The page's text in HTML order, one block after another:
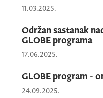
nacionalna
za Crnu Goru.
11.03.2025.
Održan sastanak
GLOBE programa
17.06.2025.
GLOBE program -
24.09.2025.